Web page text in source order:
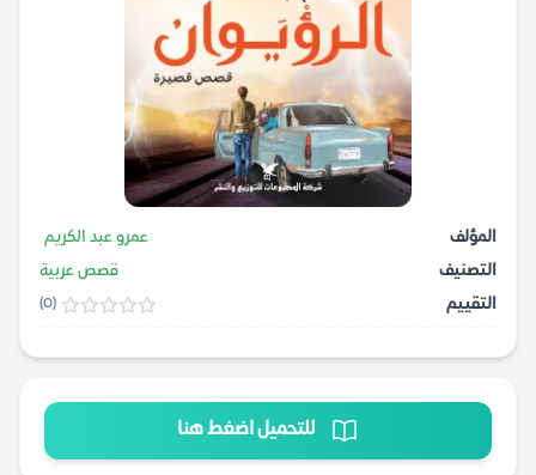
المؤلف
عمرو عبد الكريم
التصنيف
قصص عربية
التقييم
(0)
للتحميل اضغط هنا